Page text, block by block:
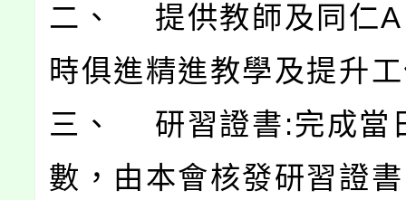
二、 提供教師及同仁
時俱進精進教學及提升
三、 研習證書:完成當
數，由本會核發研習證